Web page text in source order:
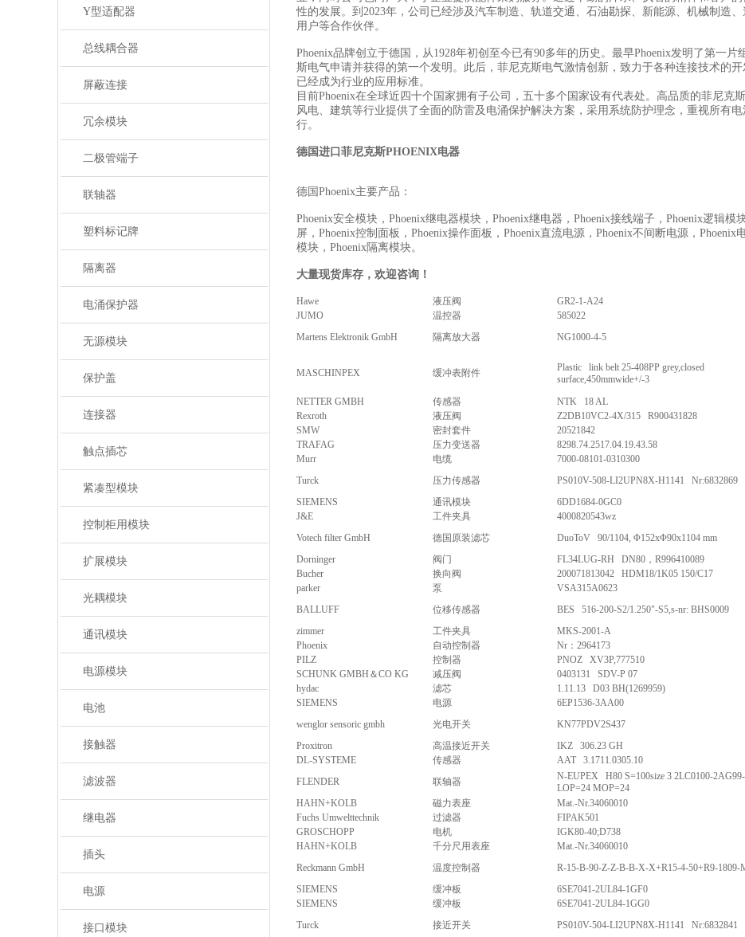
Y型适配器
总线耦合器
屏蔽连接
冗余模块
二极管端子
联轴器
塑料标记牌
隔离器
电涌保护器
无源模块
保护盖
连接器
触点插芯
紧凑型模块
控制柜用模块
扩展模块
光耦模块
通讯模块
电源模块
电池
接触器
滤波器
继电器
插头
电源
接口模块
性的发展。到2023年，公司已经涉及汽车制造、轨道交通、石油勘探、新能源、机械制造
用户等合作伙伴。
Phoenix品牌创立于德国，从1928年初创至今已有90多年的历史。最早Phoenix发明了第一
斯电气申请并获得的第一个发明。此后，菲尼克斯电气激情创新，致力于各种连接技术的
已经成为行业的应用标准。
目前Phoenix在全球近四十个国家拥有子公司，五十多个国家设有代表处。高品质的菲尼克
风电、建筑等行业提供了全面的防雷及电涌保护解决方案，采用系统防护理念，重视所有
行。
德国进口菲尼克斯PHOENIX电器
德国Phoenix主要产品：
Phoenix安全模块，Phoenix继电器模块，Phoenix继电器，Phoenix接线端子，Phoenix逻辑模
屏，Phoenix控制面板，Phoenix操作面板，Phoenix直流电源，Phoenix不间断电源，
模块，Phoenix隔离模块。
大量现货库存，欢迎咨询！
Hawe 液压阀
GR2-1-A24
JUMO
温控器
585022
Martens Elektronik GmbH
隔离放大器 NG1000-4-5
MASCHINPEX 缓冲表附件
Plastic link belt 25-408PP grey,closed
surface,450mmwide+/-3
NETTER GMBH
传感器
NTK 18 AL
Rexroth
液压阀
Z2DB10VC2-4X/315 R900431828
SMW
密封套件
20521842
TRAFAG
压力变送器
8298.74.2517.04.19.43.58
Murr
电缆
7000-08101-0310300
Turck
压力传感器
PS010V-508-LI2UPN8X-H1141 Nr:6832869
SIEMENS
通讯模块
6DD1684-0GC0
J&E
工件夹具
4000820543wz
Votech filter GmbH
德国原装滤芯
DuoToV 90/1104, Φ152xΦ90x1104 mm
Dorninger
阀门
FL34LUG-RH DN80，R996410089
Bucher
换向阀
200071813042 HDM18/1K05 150/C17
parker
泵
VSA315A0623
BALLUFF
位移传感器
BES 516-200-S2/1.250"-S5,s-nr: BHS0009
zimmer
工件夹具
MKS-2001-A
Phoenix
自动控制器
Nr：2964173
PILZ
控制器
PNOZ XV3P,777510
SCHUNK GMBH＆CO KG
减压阀
0403131 SDV-P 07
hydac
滤芯
1.11.13 D03 BH(1269959)
SIEMENS
电源
6EP1536-3AA00
wenglor sensoric gmbh
光电开关
KN77PDV2S437
Proxitron
高温接近开关
IKZ 306.23 GH
DL-SYSTEME
传感器
AAT 3.1711.0305.10
FLENDER
联轴器
N-EUPEX H80 S=100size 3 2LC0100-
LOP=24 MOP=24
HAHN+KOLB
磁力表座
Mat.-Nr.34060010
Fuchs Umwelttechnik
过滤器
FIPAK501
GROSCHOPP
电机
IGK80-40;D738
HAHN+KOLB
千分尺用表座
Mat.-Nr.34060010
Reckmann GmbH
温度控制器
R-15-B-90-Z-Z-B-B-X-X+R15-4-50+R9-1809-
SIEMENS
缓冲板
6SE7041-2UL84-1GF0
SIEMENS
缓冲板
6SE7041-2UL84-1GG0
Turck
接近开关
PS010V-504-LI2UPN8X-H1141 Nr:6832841